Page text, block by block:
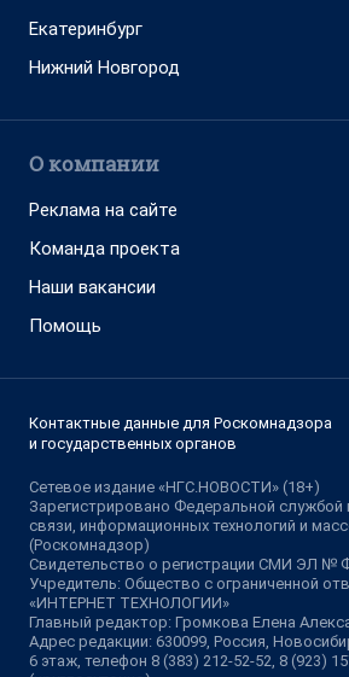
Екатеринбург
Нижний Новгород
О компании
Реклама на сайте
Команда проекта
Наши вакансии
Помощь
Контактные данные для Роскомнадзора
и государственных органов
Сетевое издание «НГС.НОВОСТИ» (18+)
Зарегистрировано Федеральной службой
связи, информационных технологий и
(Роскомнадзор)
Свидетельство о регистрации СМИ ЭЛ №
Учредитель: Общество с ограниченной
«ИНТЕРНЕТ ТЕХНОЛОГИИ»
Главный редактор: Громкова Елена
Адрес редакции: 630099, Россия,
6 этаж, телефон 8 (383) 212-52-52, 8 (923)